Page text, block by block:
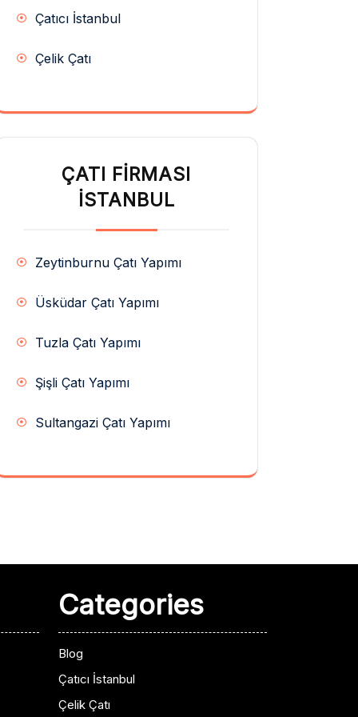
Çatıcı İstanbul
Çelik Çatı
ÇATI FIRMASI
İSTANBUL
Zeytinburnu Çatı Yapımı
Üsküdar Çatı Yapımı
Tuzla Çatı Yapımı
Şişli Çatı Yapımı
Sultangazi Çatı Yapımı
Categories
Blog
Çatıcı İstanbul
Çelik Çatı